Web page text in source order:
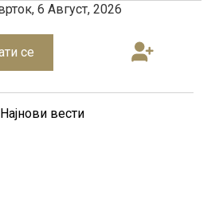
6 Август, 2026
се
Најнови вести